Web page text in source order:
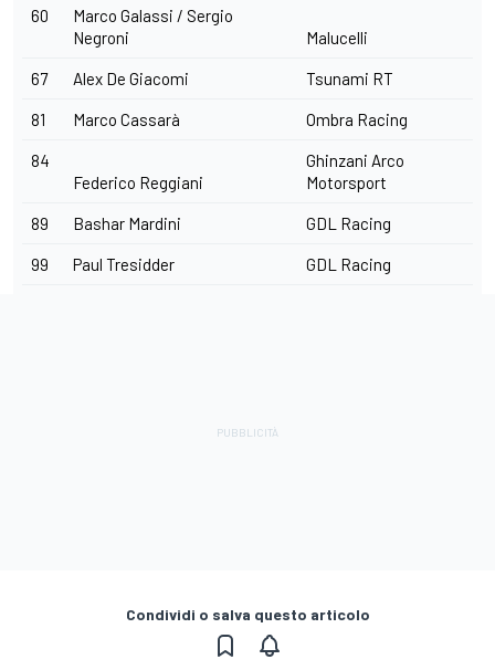
60
Marco Galassi / Sergio
Negroni
Malucelli
67 Alex De Giacomi Tsunami RT
81 Marco Cassarà Ombra Racing
84
Federico Reggiani
Ghinzani Arco
Motorsport
89 Bashar Mardini GDL Racing
99 Paul Tresidder GDL Racing
Condividi o salva questo articolo